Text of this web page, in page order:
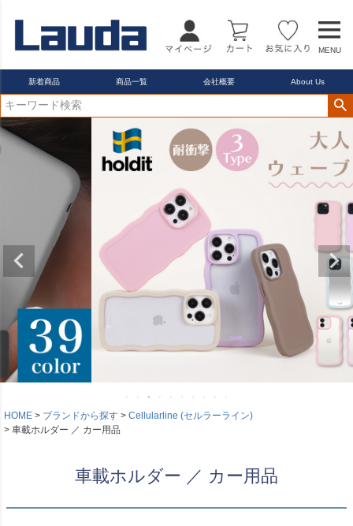
MENU
新着商品 商品一覧 会社概要 About Us
HOME ブランドから探す
Cellularline (セルラーライン)
車載ホルダー ／ カー用品
車載ホルダー ／ カー用品